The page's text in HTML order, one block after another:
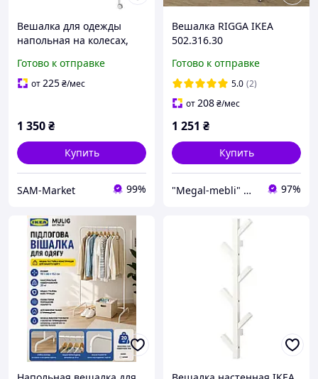
Вешалка для одежды
напольная на колесах,
502.316.30
Готово к отправке
от225₴/мес
1 350₴
Купить
SAM-Market 99%
Вешалка RIGGA IKEA
502.316.30
Готово к отправке
5.0 (2)
от208₴/мес
1 251 ₴
Купить
"Megal-mebli" Интернет-магазин мебели и товаров для дома 97%